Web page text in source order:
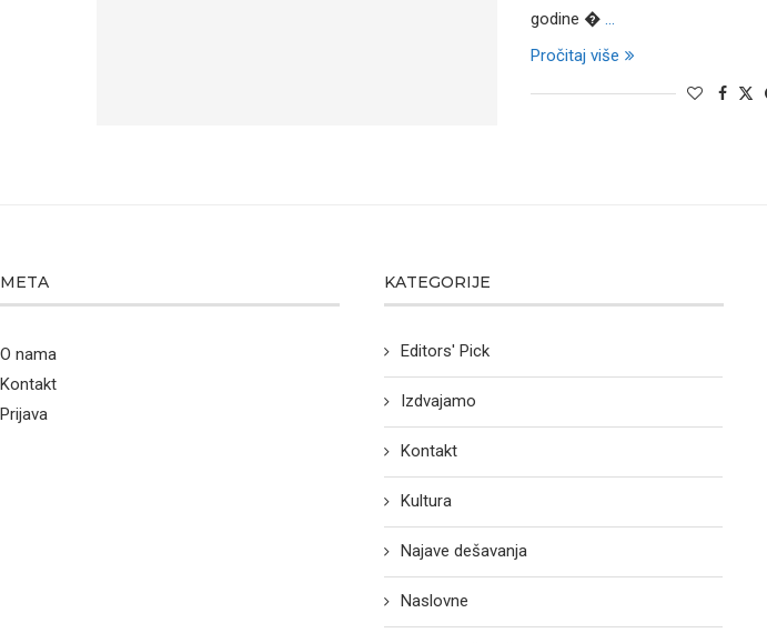
godine � ...
Pročitaj više
META
O nama
Kontakt
Prijava
KATEGORIJE
Editors' Pick
Izdvajamo
Kontakt
Kultura
Najave dešavanja
Naslovne